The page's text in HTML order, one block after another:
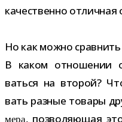
каче­ственно отлич­ная
Но как можно
В каком отно­ше­нии
ваться на вто­рой?
вать раз­ные товары
мера, поз­во­ля­ю­щая